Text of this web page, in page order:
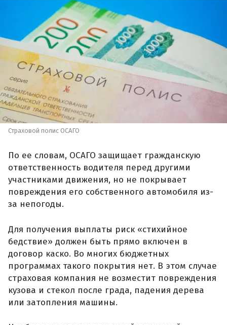
Страховой полис ОСАГО
По ее словам, ОСАГО защищает гражданскую
ответственность водителя перед другими
участниками движения, но не покрывает
повреждения его собственного автомобиля из-
за непогоды.
Для получения выплаты риск «стихийное
бедствие» должен быть прямо включен в
договор каско. Во многих бюджетных
программах такого покрытия нет. В этом случае
страховая компания не возместит повреждения
кузова и стекол после града, падения дерева
или затопления машины.